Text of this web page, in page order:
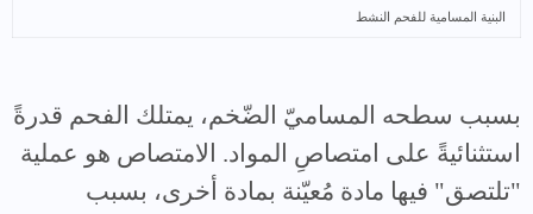
البنية المسامية للفحم النشط
بسبب سطحه المساميّ الضّخم، يمتلك الفحم قدرةً
استثنائيةً على امتصاصِ المواد. الامتصاص هو عملية
"تلتصق" فيها مادة مُعيّنة بمادة أخرى، بسبب